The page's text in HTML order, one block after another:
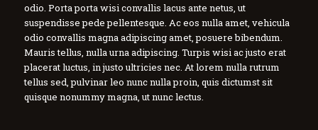
odio. Porta porta wisi convallis lacus ante netus, ut
suspendisse pede pellentesque. Ac eos nulla amet, vehicula
odio convallis magna adipiscing amet, posuere bibendum.
Mauris tellus, nulla urna adipiscing. Turpis wisi ac justo erat
placerat luctus, in justo ultricies nec. At lorem nulla rutrum
tellus sed, pulvinar leo nunc nulla proin, quis dictumst sit
quisque nonummy magna, ut nunc lectus.